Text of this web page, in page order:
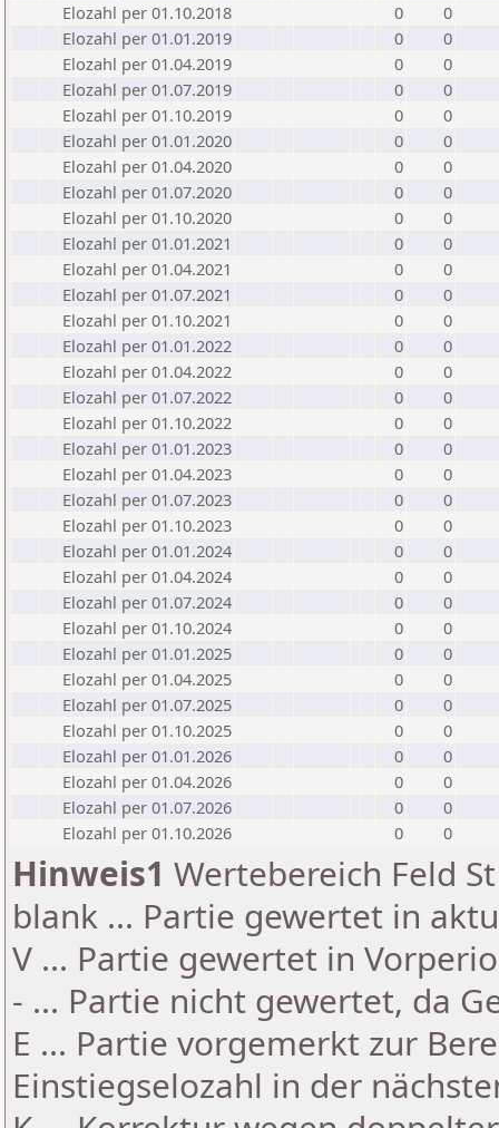
Elozahl per 01.10.2018
0
0
Elozahl per 01.01.2019
0
0
Elozahl per 01.04.2019
0
0
Elozahl per 01.07.2019
0
0
Elozahl per 01.10.2019
0
0
Elozahl per 01.01.2020
0
0
Elozahl per 01.04.2020
0
0
Elozahl per 01.07.2020
0
0
Elozahl per 01.10.2020
0
0
Elozahl per 01.01.2021
0
0
Elozahl per 01.04.2021
0
0
Elozahl per 01.07.2021
0
0
Elozahl per 01.10.2021
0
0
Elozahl per 01.01.2022
0
0
Elozahl per 01.04.2022
0
0
Elozahl per 01.07.2022
0
0
Elozahl per 01.10.2022
0
0
Elozahl per 01.01.2023
0
0
Elozahl per 01.04.2023
0
0
Elozahl per 01.07.2023
0
0
Elozahl per 01.10.2023
0
0
Elozahl per 01.01.2024
0
0
Elozahl per 01.04.2024
0
0
Elozahl per 01.07.2024
0
0
Elozahl per 01.10.2024
0
0
Elozahl per 01.01.2025
0
0
Elozahl per 01.04.2025
0
0
Elozahl per 01.07.2025
0
0
Elozahl per 01.10.2025
0
0
Elozahl per 01.01.2026
0
0
Elozahl per 01.04.2026
0
0
Elozahl per 01.07.2026
0
0
Elozahl per 01.10.2026
0 0
Hinweis1 Wertebereich Feld
blank ... Partie gewertet in
V ... Partie gewertet in
- ... Partie nicht gewertet, da
E ... Partie vorgemerkt zur
Einstiegselozahl in der